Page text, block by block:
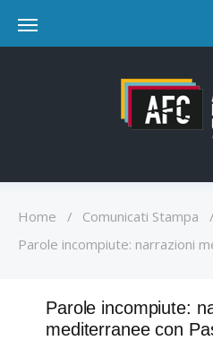
Home / Comunicati Stampa
/
Parole incompiute: narrazioni
Parole incompiute:
mediterranee con